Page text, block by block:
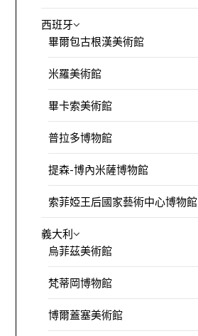
西班牙
畢爾包古根漢美術館
米羅美術館
畢卡索美術館
普拉多博物館
提森-博內米薩博物館
索菲婭王后國家藝術中心博物館
義大利
烏菲茲美術館
梵蒂岡博物館
博爾蓋塞美術館